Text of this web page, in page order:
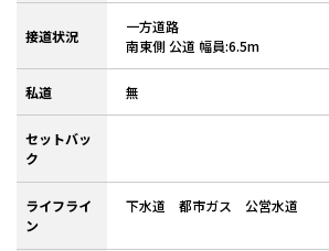
接道状況
一方道路
南東側 公道 幅員:6.5m
私道 無
セットバッ
ク
ライフライ
ン
下水道 都市ガス 公営水道